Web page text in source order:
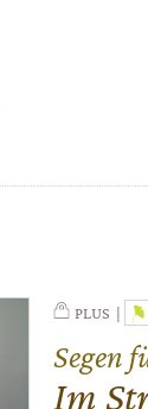
PLUS
Segen
:
Im